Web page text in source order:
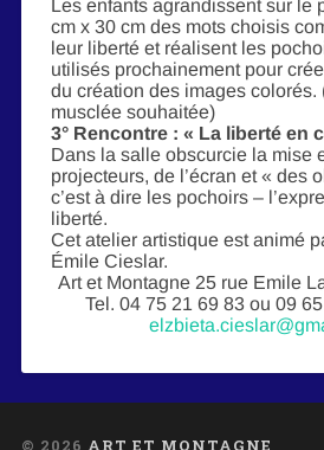
Les enfants agrandissent sur le
cm x 30 cm des mots choisis
leur liberté et réalisent les
utilisés prochainement pour
du création des images colorés.
musclée souhaitée)
3° Rencontre : « La liberté en
Dans la salle obscurcie la mise
projecteurs, de l’écran et « des
c’est à dire les pochoirs –
liberté.
Cet atelier artistique est animé
Émile Cieslar.
Art et Montagne 25 rue Emile
Tel. 04 75 21 69 83 ou 09
© 2026 ART ET MONTAGNE